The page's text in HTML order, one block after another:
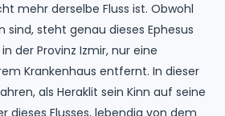
mehr derselbe Fluss ist. Obwohl
sind, steht genau dieses Ephesus
der Provinz Izmir, nur eine
Krankenhaus entfernt. In dieser
als Heraklit sein Kinn auf seine
dieses Flusses, lebendig von dem